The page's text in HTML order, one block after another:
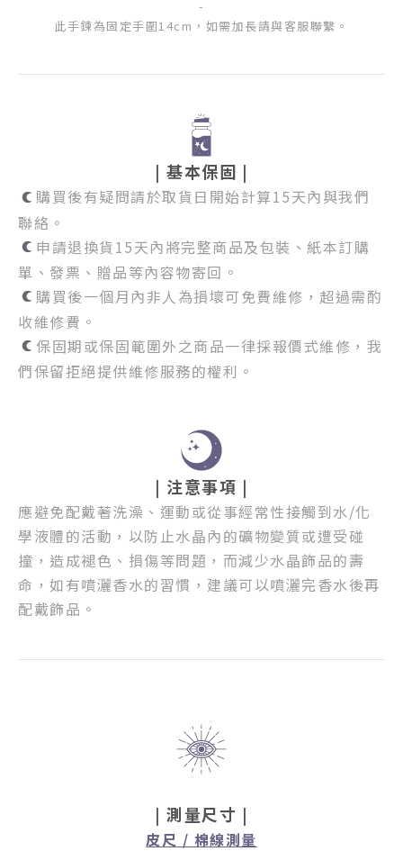
-
此手鍊為固定手圍14cm，如需加長請與客服聯繫。
| 基本保固 |
購買後有疑問請於取貨日開始計算15天內與我們
聯絡。
申請退換貨15天內將完整商品及包裝、紙本訂購
單、發票、贈品等內容物寄回。
購買後一個月內非人為損壞可免費維修，超過需酌
收維修費。
保固期或保固範圍外之商品一律採報價式維修，我
們保留拒絕提供維修服務的權利。
| 注意事項 |
應避免配戴著洗澡、運動或從事經常性接觸到水/化
學液體的活動，以防止水晶內的礦物變質或遭受碰
撞，造成褪色、損傷等問題，而減少水晶飾品的壽
命，如有噴灑香水的習慣，建議可以噴灑完香水後再
配戴飾品。
| 測量尺寸 |
皮尺 / 棉線測量